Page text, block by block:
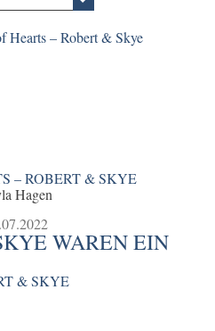
– ROBERT & SKYE
Hagen
WAREN EIN
& SKYE